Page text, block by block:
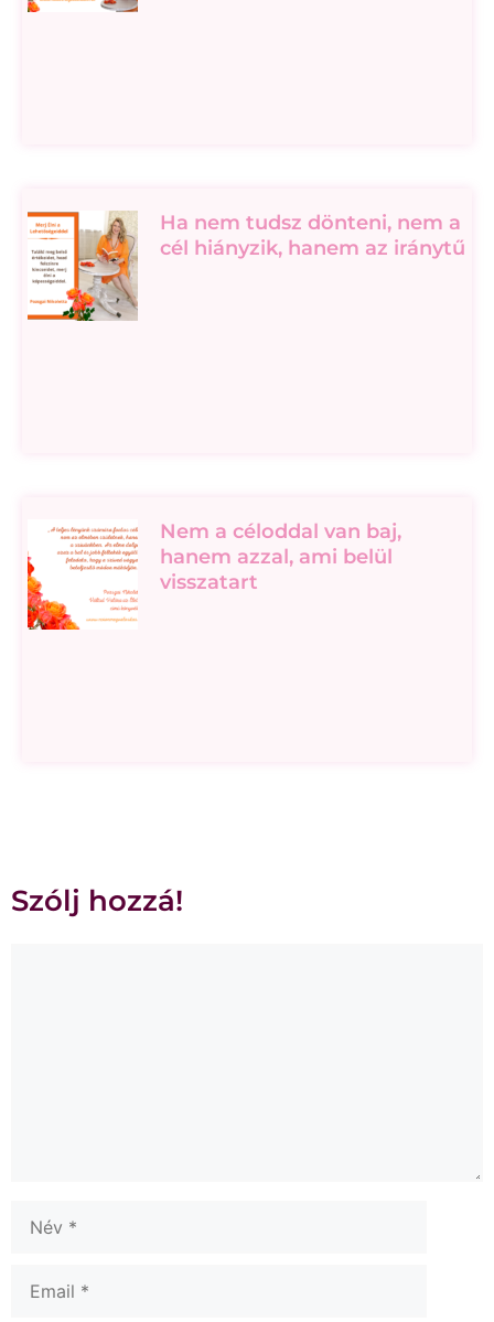
Ha nem tudsz dönteni, nem a
cél hiányzik, hanem az iránytű
Nem a céloddal van baj,
hanem azzal, ami belül
visszatart
Szólj hozzá!